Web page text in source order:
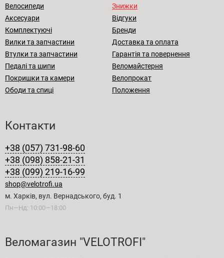
Велосипеди
Аксесуари
Комплектуючі
Вилки та запчастини
Втулки та запчастини
Педалі та шипи
Покришки та камери
Ободи та спиці
Знижки
Відгуки
Бренди
Доставка та оплата
Гарантія та повернення
Веломайстерня
Велопрокат
Положення
Контакти
+38 (057) 731-98-60
+38 (098) 858-21-31
+38 (099) 219-16-99
shop@velotrofi.ua
м. Харків, вул. Вернадського, буд. 1
Пн—Нд: 10:00—18:00
Веломагазин "VELOTROFI"